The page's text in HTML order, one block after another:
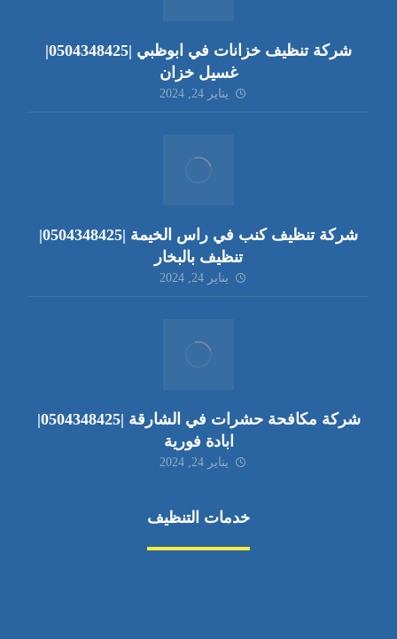
شركة تنظيف خزانات في ابوظبي |0504348425|
غسيل خزان
يناير 24, 2024
شركة تنظيف كنب في راس الخيمة |0504348425|
تنظيف بالبخار
يناير 24, 2024
شركة مكافحة حشرات في الشارقة |0504348425|
ابادة فورية
يناير 24, 2024
خدمات التنظيف